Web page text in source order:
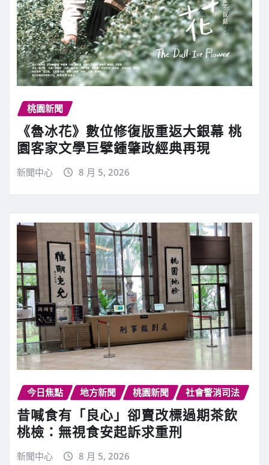
桃園新聞
《魯冰花》數位修復版重返大銀幕 桃
園客家文學巨擘鍾肇政經典再現
新聞中心 8 月 5, 2026
今日焦點 地方新聞 桃園新聞 社會警消司法
昔喊食有「良心」卻賣改標過期茶飲
桃檢：無視食安起訴求重刑
新聞中心 8 月 5, 2026